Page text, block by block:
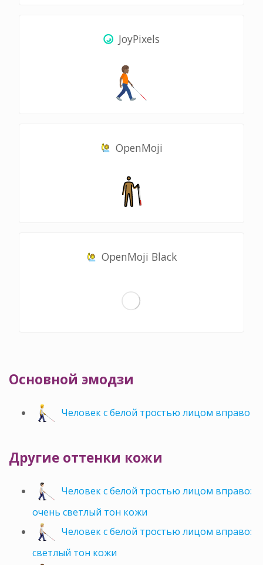
JoyPixels
OpenMoji
OpenMoji Black
Основной эмодзи
Человек с белой тростью лицом вправо
Другие оттенки кожи
Человек с белой тростью лицом вправо:
очень светлый тон кожи
Человек с белой тростью лицом вправо:
светлый тон кожи